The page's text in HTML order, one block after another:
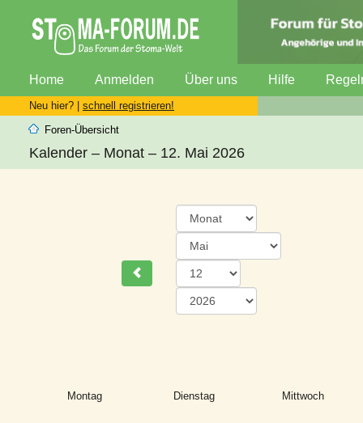
Home Anmelden Über uns Hilfe
Neu hier? | schnell registrieren!
Foren-Übersicht
Kalender – Monat – 12. Mai 2026
Montag Dienstag Mittwoch